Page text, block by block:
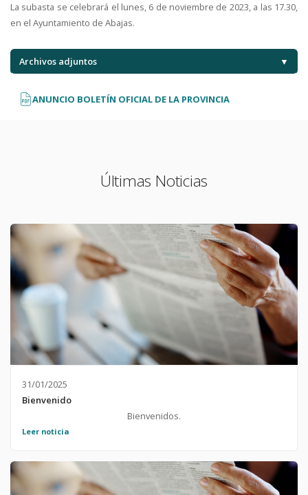
La subasta se celebrará el lunes, 6 de noviembre de 2023, a las 17.30,
en el Ayuntamiento de Abajas.
Archivos adjuntos ▼
ANUNCIO BOLETÍN OFICIAL DE LA PROVINCIA
Últimas Noticias
31/01/2025
Bienvenido
Bienvenidos.
Leer noticia